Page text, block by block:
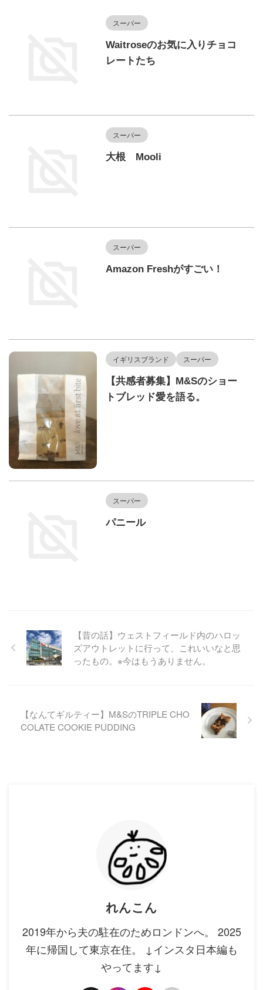
スーパー
Waitroseのお気に入りチョコ
レートたち
スーパー
大根 Mooli
スーパー
Amazon Freshがすごい！
イギリスブランド スーパー
【共感者募集】M&Sのショー
トブレッド愛を語る。
スーパー
パニール
【昔の話】ウェストフィールド内のハロッ
ズアウトレットに行って、これいいなと思
ったもの。※今はもうありません。
【なんてギルティー】M&SのTRIPLE CHO
COLATE COOKIE PUDDING
れんこん
2019年から夫の駐在のためロンドンへ。 2025
年に帰国して東京在住。 ↓インスタ日本編も
やってます↓